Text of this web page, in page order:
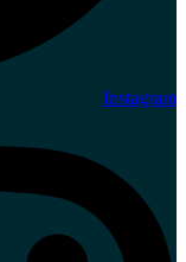
Instagram